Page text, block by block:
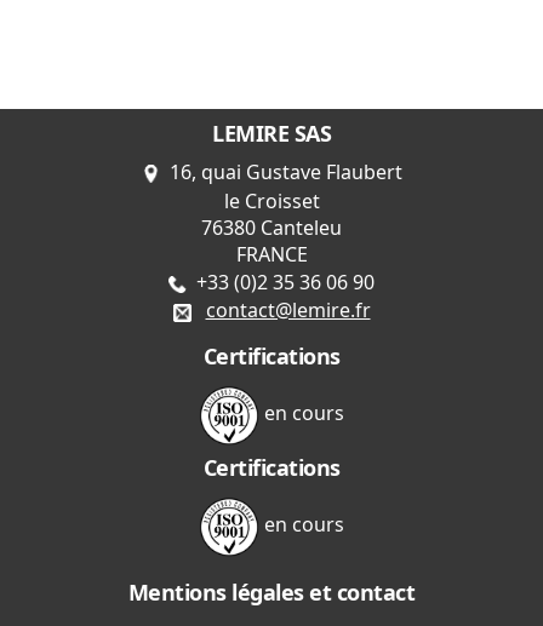
LEMIRE SAS
16, quai Gustave Flaubert
le Croisset
76380 Canteleu
FRANCE
+33 (0)2 35 36 06 90
contact@lemire.fr
Certifications
en cours
Certifications
en cours
Mentions légales et contact